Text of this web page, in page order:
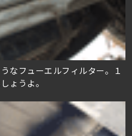
なフューエルフィルター。１
ょうよ。